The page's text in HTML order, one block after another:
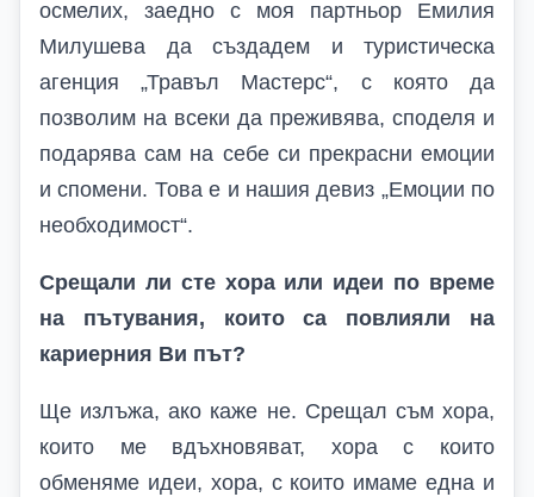
осмелих, заедно с моя партньор Емилия
Милушева да създадем и туристическа
агенция „Травъл Мастерс“, с която да
позволим на всеки да преживява, споделя и
подарява сам на себе си прекрасни емоции
и спомени. Това е и нашия девиз „Емоции по
необходимост“.
Срещали ли сте хора или идеи по време
на пътувания, които са повлияли на
кариерния Ви път?
Ще излъжа, ако каже не. Срещал съм хора,
които ме вдъхновяват, хора с които
обменяме идеи, хора, с които имаме една и